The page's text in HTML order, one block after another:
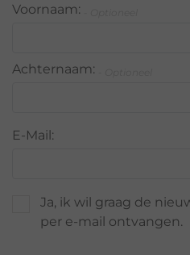
Voornaam:
Achternaam:
E-Mail:
Ja, ik wil graag de
per e-mail ontvangen.